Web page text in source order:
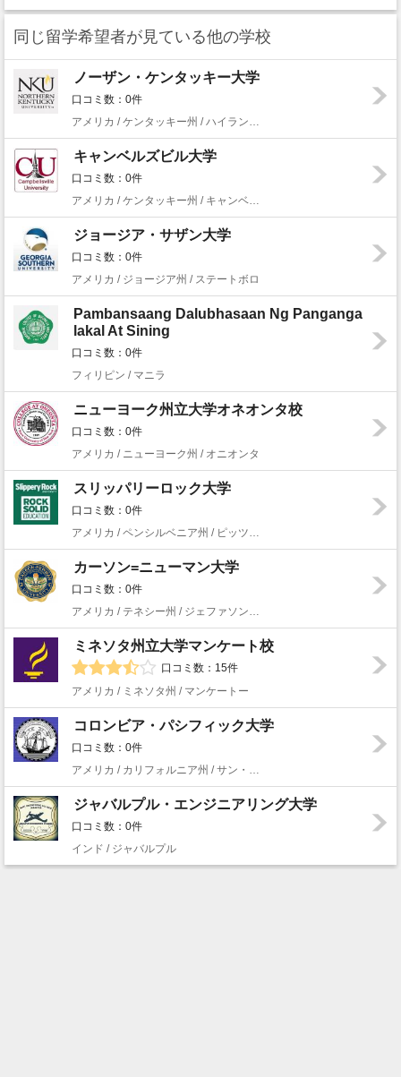
同じ留学希望者が見ている他の学校
ノーザン・ケンタッキー大学
口コミ数：0件
アメリカ / ケンタッキー州 / ハイランド・ハイツ
キャンベルズビル大学
口コミ数：0件
アメリカ / ケンタッキー州 / キャンベルズビル
ジョージア・サザン大学
口コミ数：0件
アメリカ / ジョージア州 / ステートボロ
Pambansaang Dalubhasaan Ng Panganga
lakal At Sining
口コミ数：0件
フィリピン / マニラ
ニューヨーク州立大学オネオンタ校
口コミ数：0件
アメリカ / ニューヨーク州 / オニオンタ
スリッパリーロック大学
口コミ数：0件
アメリカ / ペンシルベニア州 / ピッツバーグ
カーソン=ニューマン大学
口コミ数：0件
アメリカ / テネシー州 / ジェファソン・シティ
ミネソタ州立大学マンケート校
口コミ数：15件
アメリカ / ミネソタ州 / マンケートー
コロンビア・パシフィック大学
口コミ数：0件
アメリカ / カリフォルニア州 / サン・ラファエル
ジャバルプル・エンジニアリング大学
口コミ数：0件
インド / ジャバルプル